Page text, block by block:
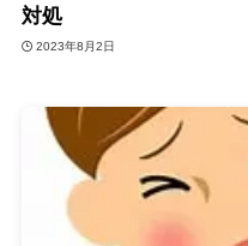
対処
2023年8月2日